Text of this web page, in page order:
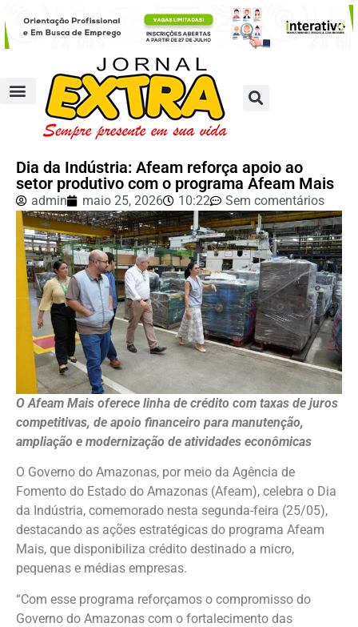
Dia da Indústria: Afeam reforça apoio ao
setor produtivo com o programa Afeam Mais
admin maio 25, 2026 10:22 Sem comentários
O Afeam Mais oferece linha de crédito com taxas de juros
competitivas, de apoio financeiro para manutenção,
ampliação e modernização de atividades econômicas
O Governo do Amazonas, por meio da Agência de
Fomento do Estado do Amazonas (Afeam), celebra o Dia
da Indústria, comemorado nesta segunda-feira (25/05),
destacando as ações estratégicas do programa Afeam
Mais, que disponibiliza crédito destinado a micro,
pequenas e médias empresas.
“Com esse programa reforçamos o compromisso do
Governo do Amazonas com o fortalecimento das